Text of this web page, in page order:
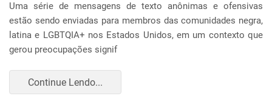
Uma série de mensagens de texto anônimas e ofensivas
estão sendo enviadas para membros das comunidades negra,
latina e LGBTQIA+ nos Estados Unidos, em um contexto que
gerou preocupações signif
Continue Lendo...